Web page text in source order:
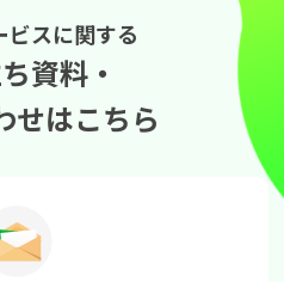
ビスに関する
資料・
せはこちら